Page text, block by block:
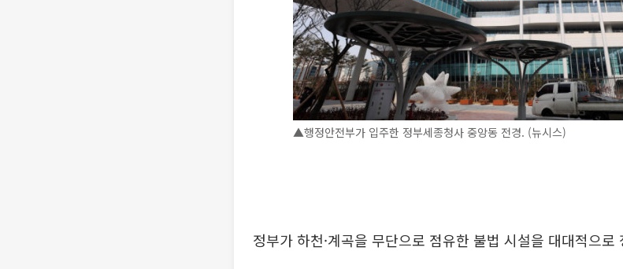
▲행정안전부가 입주한 정부세종청사 중앙동 전경. (뉴시스)
정부가 하천·계곡을 무단으로 점유한 불법 시설을 대대적으로